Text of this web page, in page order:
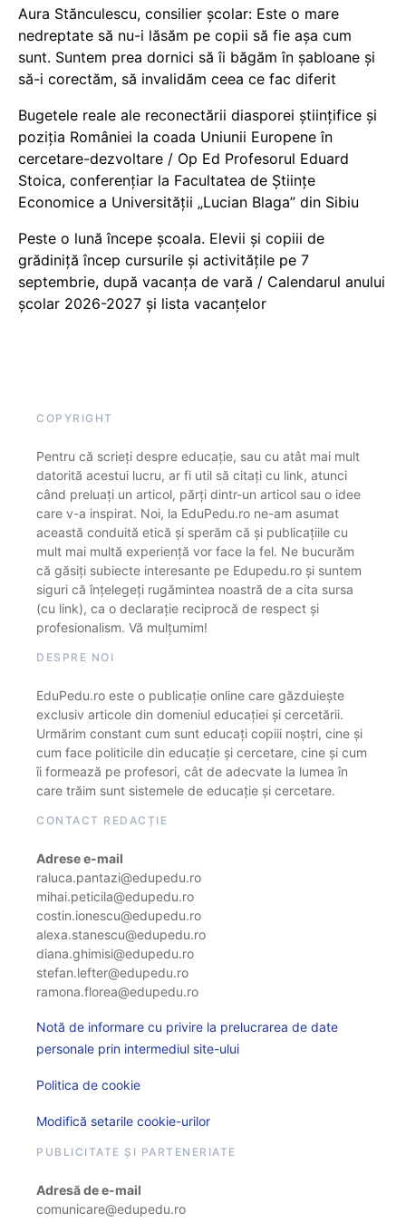
Aura Stănculescu, consilier școlar: Este o mare
nedreptate să nu-i lăsăm pe copii să fie așa cum
sunt. Suntem prea dornici să îi băgăm în șabloane și
să-i corectăm, să invalidăm ceea ce fac diferit
Bugetele reale ale reconectării diasporei științifice și
poziția României la coada Uniunii Europene în
cercetare-dezvoltare / Op Ed Profesorul Eduard
Stoica, conferențiar la Facultatea de Științe
Economice a Universității „Lucian Blaga” din Sibiu
Peste o lună începe școala. Elevii și copiii de
grădiniță încep cursurile și activitățile pe 7
septembrie, după vacanța de vară / Calendarul anului
școlar 2026-2027 și lista vacanțelor
COPYRIGHT
Pentru că scrieți despre educație, sau cu atât mai mult
datorită acestui lucru, ar fi util să citați cu link, atunci
când preluați un articol, părți dintr-un articol sau o idee
care v-a inspirat. Noi, la EduPedu.ro ne-am asumat
această conduită etică și sperăm că și publicațiile cu
mult mai multă experiență vor face la fel. Ne bucurăm
că găsiți subiecte interesante pe Edupedu.ro și suntem
siguri că înțelegeți rugămintea noastră de a cita sursa
(cu link), ca o declarație reciprocă de respect și
profesionalism. Vă mulțumim!
DESPRE NOI
EduPedu.ro este o publicație online care găzduiește
exclusiv articole din domeniul educației și cercetării.
Urmărim constant cum sunt educați copiii noștri, cine și
cum face politicile din educație și cercetare, cine și cum
îi formează pe profesori, cât de adecvate la lumea în
care trăim sunt sistemele de educație și cercetare.
CONTACT REDACȚIE
Adrese e-mail
raluca.pantazi@edupedu.ro
mihai.peticila@edupedu.ro
costin.ionescu@edupedu.ro
alexa.stanescu@edupedu.ro
diana.ghimisi@edupedu.ro
stefan.lefter@edupedu.ro
ramona.florea@edupedu.ro
Notă de informare cu privire la prelucrarea de date
personale prin intermediul site-ului
Politica de cookie
Modifică setarile cookie-urilor
PUBLICITATE ȘI PARTENERIATE
Adresă de e-mail
comunicare@edupedu.ro